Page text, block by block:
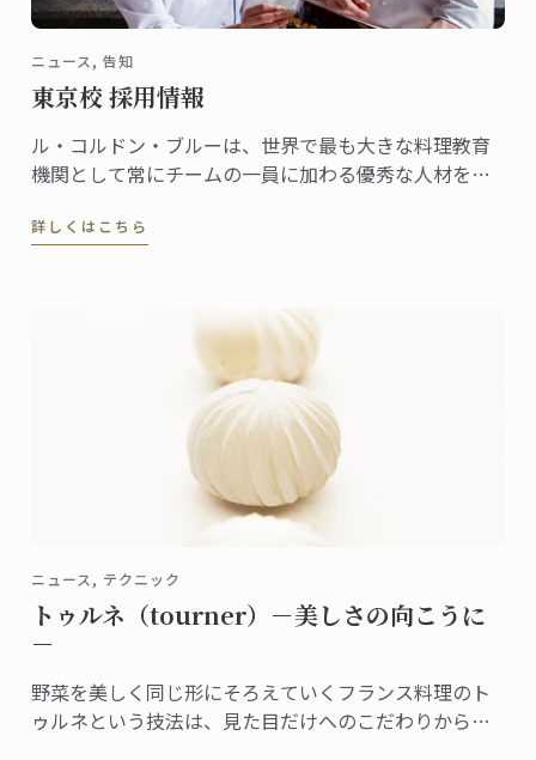
ニュース, 告知
東京校 採用情報
ル・コルドン・ブルーは、世界で最も大きな料理教育
機関として常にチームの一員に加わる優秀な人材を探
詳しくはこちら
ニュース, テクニック
トゥルネ（tourner）－美しさの向こうに
－
野菜を美しく同じ形にそろえていくフランス料理のト
ゥルネという技法は、見た目だけへのこだわりから生